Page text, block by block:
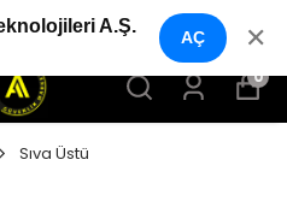
GEÇIŞ SISTEMLERI
0
Sıva Üstü
A.Ş.
AÇ ✕